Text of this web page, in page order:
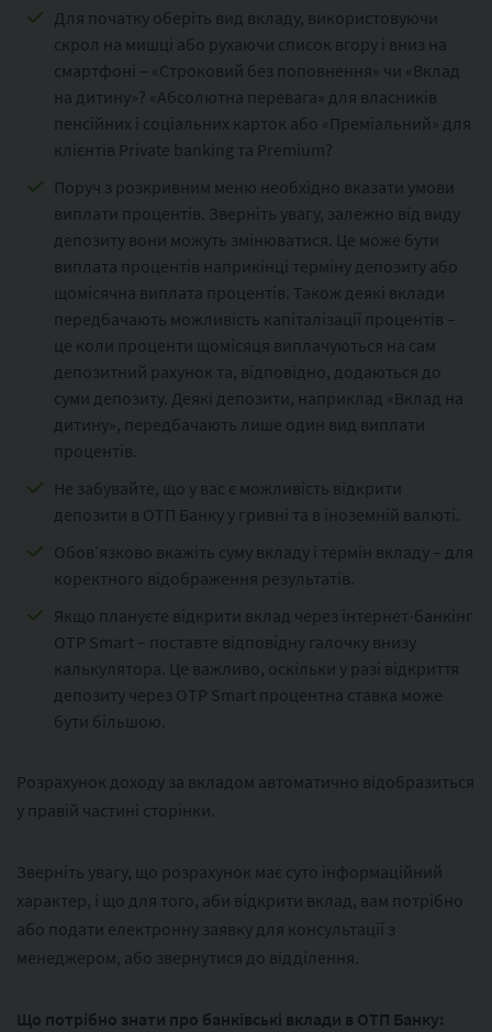
Для початку оберіть вид вкладу, використовуючи
скрол на мишці або рухаючи список вгору і вниз на
смартфоні – «Строковий без поповнення» чи «Вклад
на дитину»? «Абсолютна перевага» для власників
пенсійних і соціальних карток або «Преміальний» для
клієнтів Private banking та Premium?
Поруч з розкривним меню необхідно вказати умови
виплати процентів. Зверніть увагу, залежно від виду
депозиту вони можуть змінюватися. Це може бути
виплата процентів наприкінці терміну депозиту або
щомісячна виплата процентів. Також деякі вклади
передбачають можливість капіталізації процентів –
це коли проценти щомісяця виплачуються на сам
депозитний рахунок та, відповідно, додаються до
суми депозиту. Деякі депозити, наприклад «Вклад на
дитину», передбачають лише один вид виплати
процентів.
Не забувайте, що у вас є можливість відкрити
депозити в ОТП Банку у гривні та в іноземній валюті.
Обов’язково вкажіть суму вкладу і термін вкладу – для
коректного відображення результатів.
Якщо плануєте відкрити вклад через інтернет-банкінг
OTP Smart – поставте відповідну галочку внизу
калькулятора. Це важливо, оскільки у разі відкриття
депозиту через OTP Smart процентна ставка може
бути більшою.
Розрахунок доходу за вкладом автоматично відобразиться
у правій частині сторінки.
Зверніть увагу, що розрахунок має суто інформаційний
характер, і що для того, аби відкрити вклад, вам потрібно
або подати електронну заявку для консультації з
менеджером, або звернутися до відділення.
Що потрібно знати про банківські вклади в ОТП Банку: